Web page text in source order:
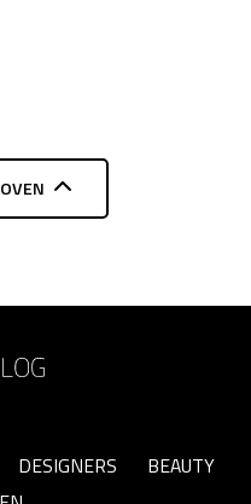
DESIGNERS
BEAUTY